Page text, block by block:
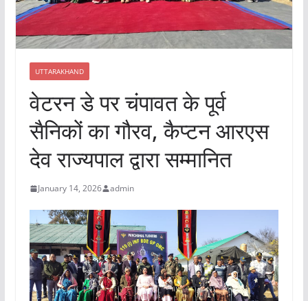
UTTARAKHAND
वेटरन डे पर चंपावत के पूर्व
सैनिकों का गौरव, कैप्टन आरएस
देव राज्यपाल द्वारा सम्मानित
January 14, 2026 admin